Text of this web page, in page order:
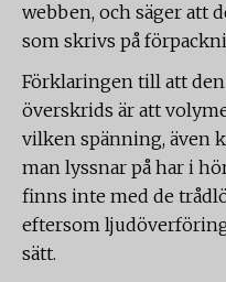
webben, och säger att
som skrivs på
Förklaringen till att
överskrids är att
vilken spänning, även
man lyssnar på har i
finns inte med de
eftersom
sätt.